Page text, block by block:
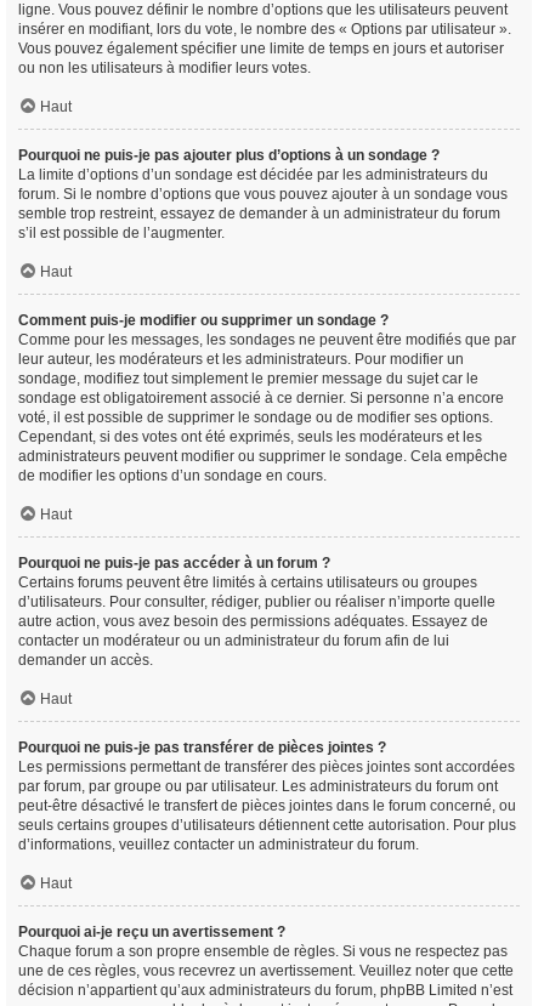
ligne. Vous pouvez définir le nombre d’options que les utilisateurs peuvent
insérer en modifiant, lors du vote, le nombre des « Options par utilisateur ».
Vous pouvez également spécifier une limite de temps en jours et autoriser
ou non les utilisateurs à modifier leurs votes.
Haut
Pourquoi ne puis-je pas ajouter plus d’options à un sondage ?
La limite d’options d’un sondage est décidée par les administrateurs du
forum. Si le nombre d’options que vous pouvez ajouter à un sondage vous
semble trop restreint, essayez de demander à un administrateur du forum
s’il est possible de l’augmenter.
Haut
Comment puis-je modifier ou supprimer un sondage ?
Comme pour les messages, les sondages ne peuvent être modifiés que par
leur auteur, les modérateurs et les administrateurs. Pour modifier un
sondage, modifiez tout simplement le premier message du sujet car le
sondage est obligatoirement associé à ce dernier. Si personne n’a encore
voté, il est possible de supprimer le sondage ou de modifier ses options.
Cependant, si des votes ont été exprimés, seuls les modérateurs et les
administrateurs peuvent modifier ou supprimer le sondage. Cela empêche
de modifier les options d’un sondage en cours.
Haut
Pourquoi ne puis-je pas accéder à un forum ?
Certains forums peuvent être limités à certains utilisateurs ou groupes
d’utilisateurs. Pour consulter, rédiger, publier ou réaliser n’importe quelle
autre action, vous avez besoin des permissions adéquates. Essayez de
contacter un modérateur ou un administrateur du forum afin de lui
demander un accès.
Haut
Pourquoi ne puis-je pas transférer de pièces jointes ?
Les permissions permettant de transférer des pièces jointes sont accordées
par forum, par groupe ou par utilisateur. Les administrateurs du forum ont
peut-être désactivé le transfert de pièces jointes dans le forum concerné, ou
seuls certains groupes d’utilisateurs détiennent cette autorisation. Pour plus
d’informations, veuillez contacter un administrateur du forum.
Haut
Pourquoi ai-je reçu un avertissement ?
Chaque forum a son propre ensemble de règles. Si vous ne respectez pas
une de ces règles, vous recevrez un avertissement. Veuillez noter que cette
décision n’appartient qu’aux administrateurs du forum, phpBB Limited n’est